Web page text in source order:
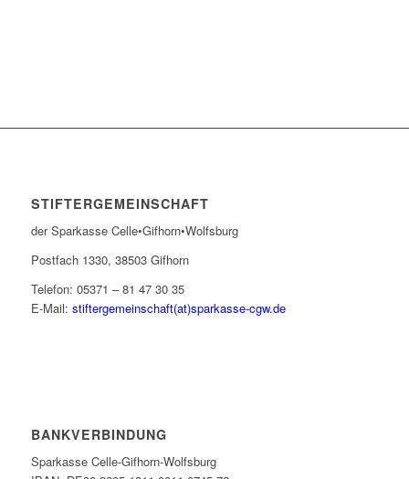
STIFTERGEMEINSCHAFT
der Sparkasse Celle•Gifhorn•Wolfsburg
Postfach 1330, 38503 Gifhorn
Telefon: 05371 – 81 47 30 35
E-Mail: stiftergemeinschaft(at)sparkasse-cgw.de
BANKVERBINDUNG
Sparkasse Celle-Gifhorn-Wolfsburg